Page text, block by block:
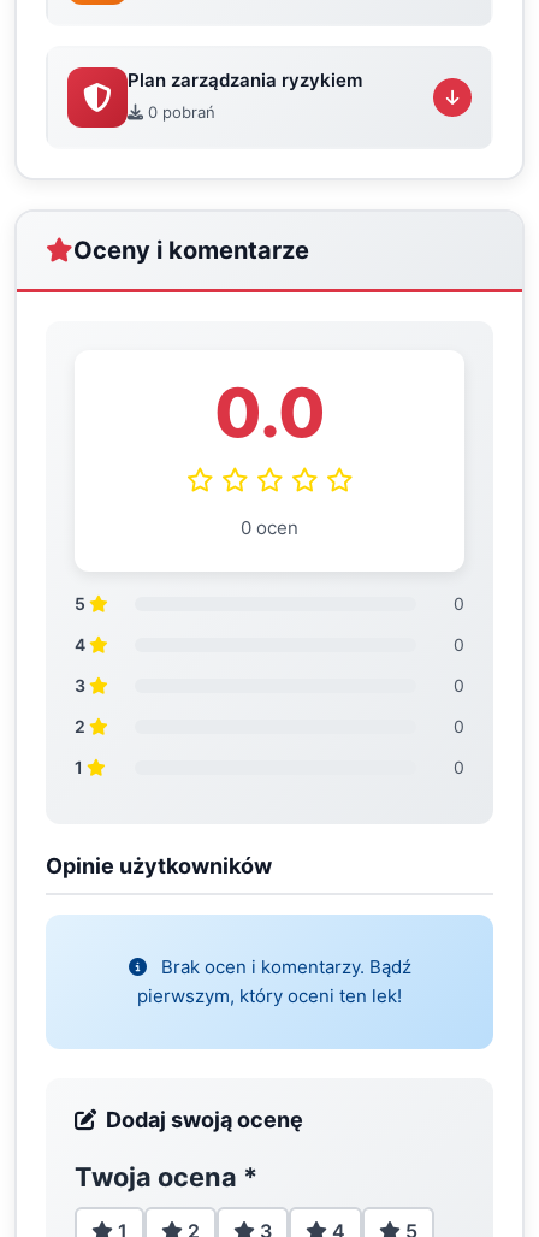
Plan zarządzania ryzykiem
0 pobrań
Oceny i komentarze
0.0
0 ocen
5
0
4
0
3
0
2
0
1
0
Opinie użytkowników
Brak ocen i komentarzy. Bądź
pierwszym, który oceni ten lek!
Dodaj swoją ocenę
Twoja ocena *
1 2 3 4 5